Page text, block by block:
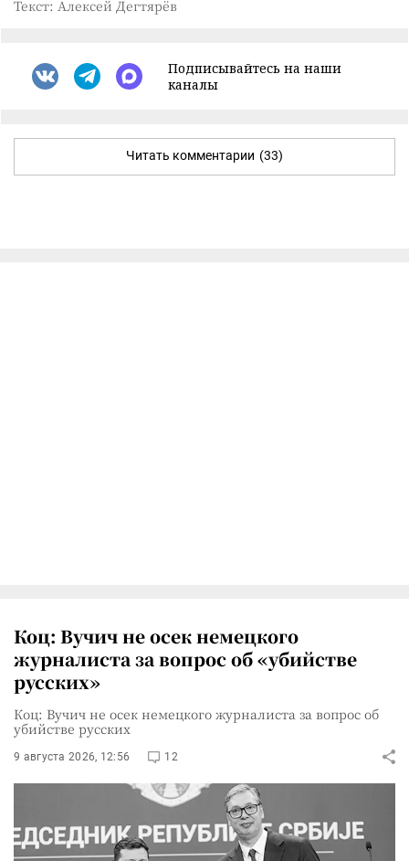
Текст: Алексей Дегтярёв
Подписывайтесь на наши
каналы
Читать комментарии (33)
Коц: Вучич не осек немецкого
журналиста за вопрос об «убийстве
русских»
Коц: Вучич не осек немецкого журналиста за вопрос об
убийстве русских
9 августа 2026, 12:56 12